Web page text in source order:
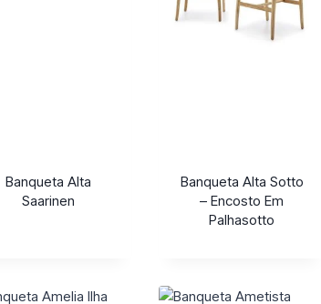
Banqueta Alta
Saarinen
Banqueta Alta Sotto
– Encosto Em
Palhasotto